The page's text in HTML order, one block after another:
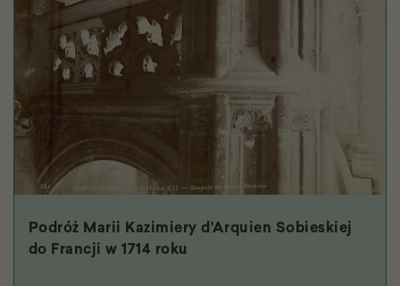
Podróż Marii Kazimiery d'Arquien Sobieskiej
do Francji w 1714 roku